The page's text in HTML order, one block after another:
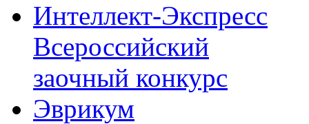
Интеллект-Экспресс
Всероссийский
заочный конкурс
Эврикум